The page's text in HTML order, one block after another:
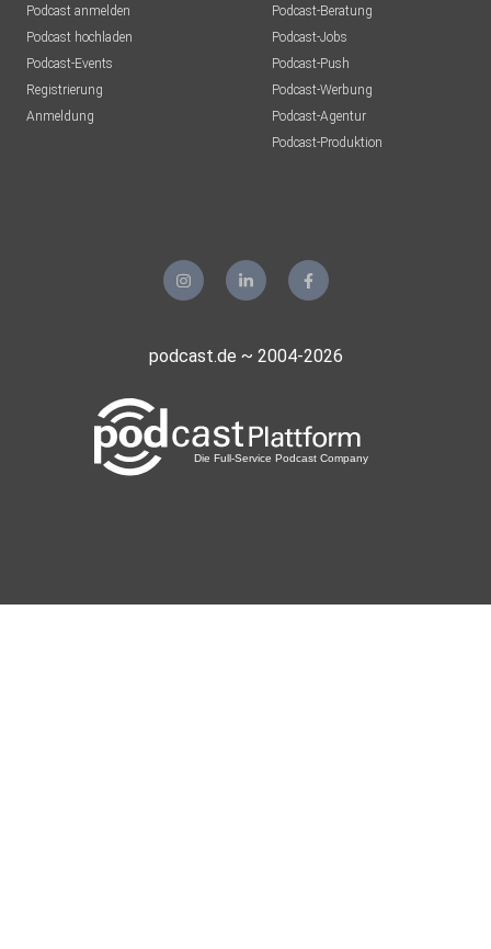
Podcast anmelden
Podcast hochladen
Podcast-Events
Registrierung
Anmeldung
Podcast-Beratung
Podcast-Jobs
Podcast-Push
Podcast-Werbung
Podcast-Agentur
Podcast-Produktion
podcast.de ~ 2004-2026